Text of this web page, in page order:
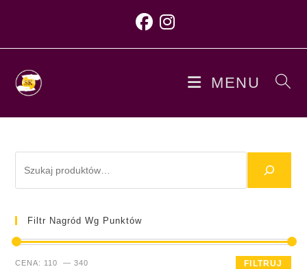
MENU
Filtr Nagród Wg Punktów
FILTRUJ
CENA: 110 —340